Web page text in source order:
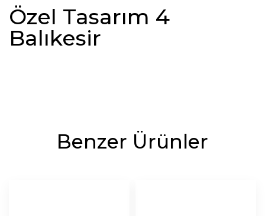
Özel Tasarım 4
Balıkesir
Benzer Ürünler